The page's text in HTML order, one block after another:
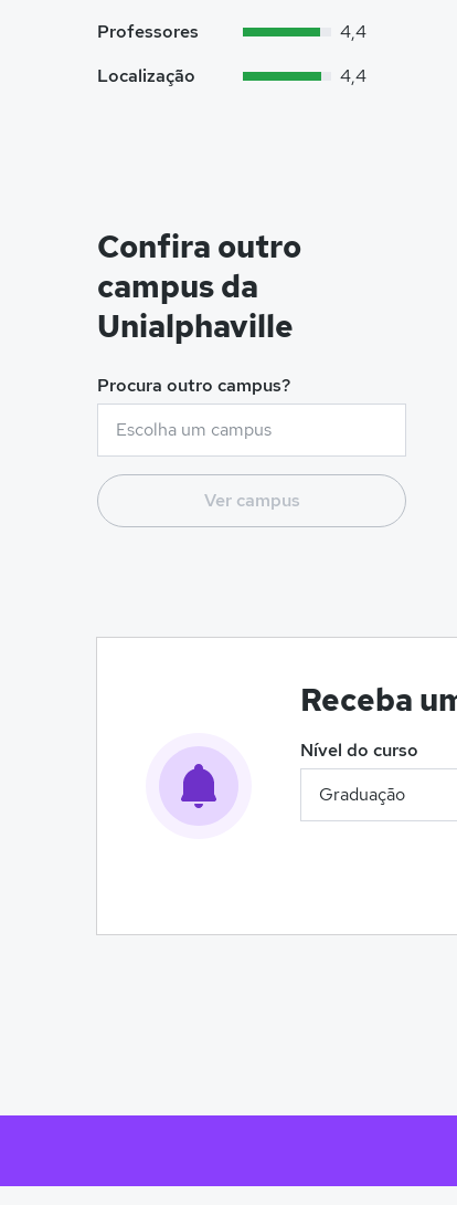
Professores
4,4
Localização
4,4
Confira outro
campus da
Unialphaville
Procura outro campus?
Ver campus
Receba
Nível do curso